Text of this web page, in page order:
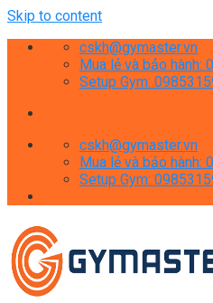
Skip to content
cskh@gymaster.vn
Mua lẻ và bảo hành:
Setup Gym:
cskh@gymaster.vn
Mua lẻ và bảo hành:
Setup Gym: